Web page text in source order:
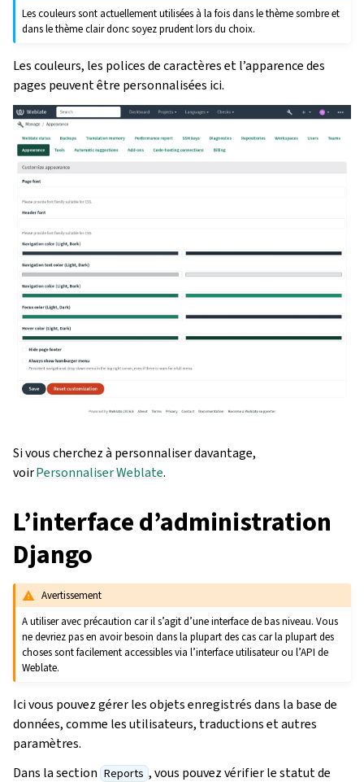
Les couleurs sont actuellement utilisées à la fois dans le thème sombre et
dans le thème clair donc soyez prudent lors du choix.
Les couleurs, les polices de caractères et l’apparence des
pages peuvent être personnalisées ici.
Si vous cherchez à personnaliser davantage,
voirPersonnaliser Weblate.
L’interface d’administration
Django
Avertissement
A utiliser avec précaution car il s’agit d’une interface de bas niveau. Vous
ne devriez pas en avoir besoin dans la plupart des cas car la plupart des
choses sont facilement accessibles via l’interface utilisateur ou l’API de
Weblate.
Ici vous pouvez gérer les objets enregistrés dans la base de
données, comme les utilisateurs, traductions et autres
paramètres.
Dans la section Reports , vous pouvez vérifier le statut de